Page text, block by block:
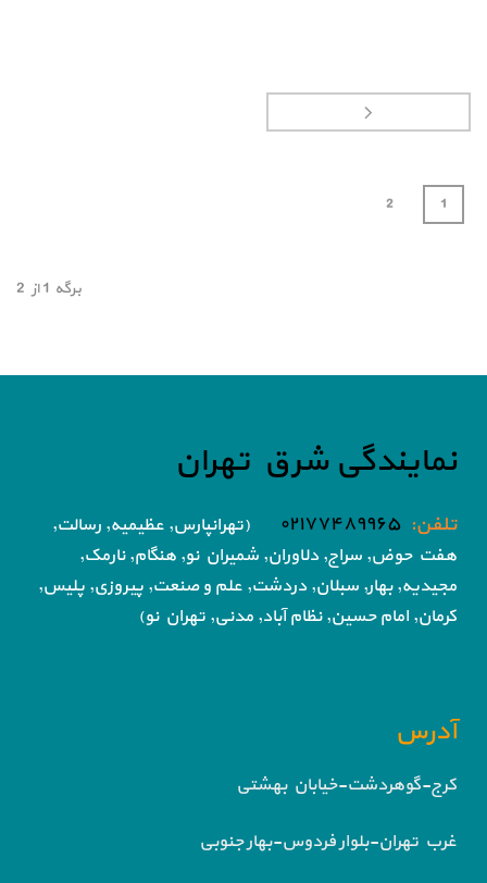
1
2
برگه 1از 2
نمایندگی شرق تهران
تلفن: ۰۲۱۷۷۴۸۹۹۶۵
(تهرانپارس, عظیمیه, رسالت,
هفت حوض, سراج, دلاوران, شمیران نو, هنگام, نارمک,
مجیدیه, بهار, سبلان, دردشت, علم و صنعت, پیروزی, پلیس,
کرمان, امام حسین, نظام آباد, مدنی, تهران نو)
آدرس
کرج-گوهردشت-خیابان بهشتی
غرب تهران-بلوار فردوس-بهار جنوبی